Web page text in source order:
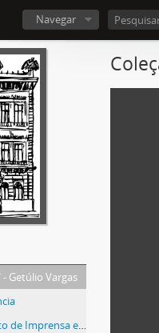
Navegar
- Getúlio Vargas
e Propaganda